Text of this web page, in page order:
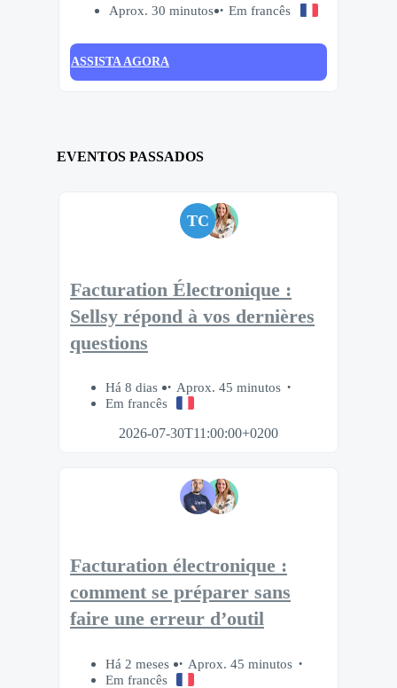
Aprox. 30 minutos Em francês
ASSISTA AGORA
EVENTOS PASSADOS
TC
Facturation Électronique :
Sellsy répond à vos dernières
questions
Há 8 dias
Aprox. 45 minutos
Em francês
2026-07-30T11:00:00+0200
Facturation électronique :
comment se préparer sans
faire une erreur d’outil
Há 2 meses
Aprox. 45 minutos
Em francês